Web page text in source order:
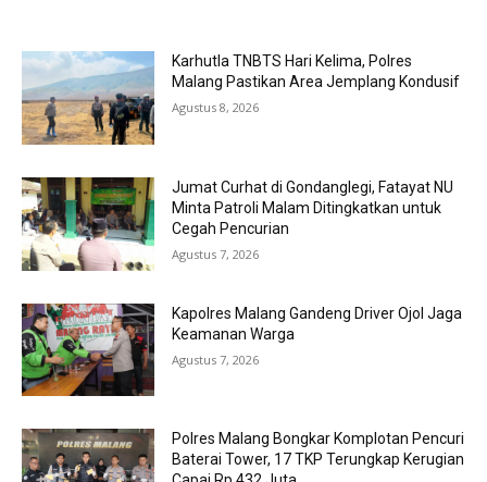
Karhutla TNBTS Hari Kelima, Polres
Malang Pastikan Area Jemplang Kondusif
Agustus 8, 2026
Jumat Curhat di Gondanglegi, Fatayat NU
Minta Patroli Malam Ditingkatkan untuk
Cegah Pencurian
Agustus 7, 2026
Kapolres Malang Gandeng Driver Ojol Jaga
Keamanan Warga
Agustus 7, 2026
Polres Malang Bongkar Komplotan Pencuri
Baterai Tower, 17 TKP Terungkap Kerugian